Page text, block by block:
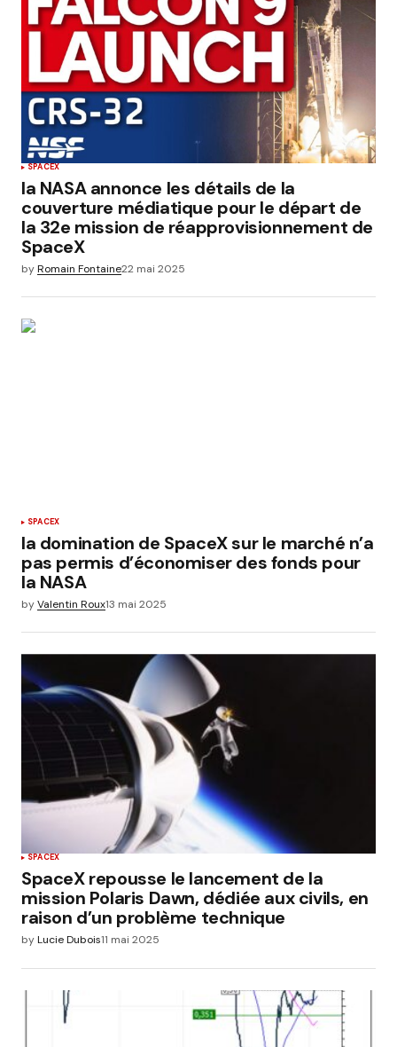
SPACEX
la NASA annonce les détails de la
couverture médiatique pour le départ de
la 32e mission de réapprovisionnement de
SpaceX
byRomain Fontaine22 mai 2025
SPACEX
la domination de SpaceX sur le marché n’a
pas permis d’économiser des fonds pour
la NASA
byValentin Roux13 mai 2025
SPACEX
SpaceX repousse le lancement de la
mission Polaris Dawn, dédiée aux civils, en
raison d’un problème technique
byLucie Dubois11 mai 2025